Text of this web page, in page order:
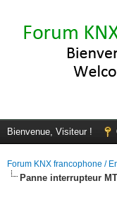
Bienvenue, Visiteur !
Forum KNX francophone /
Panne interrupteur